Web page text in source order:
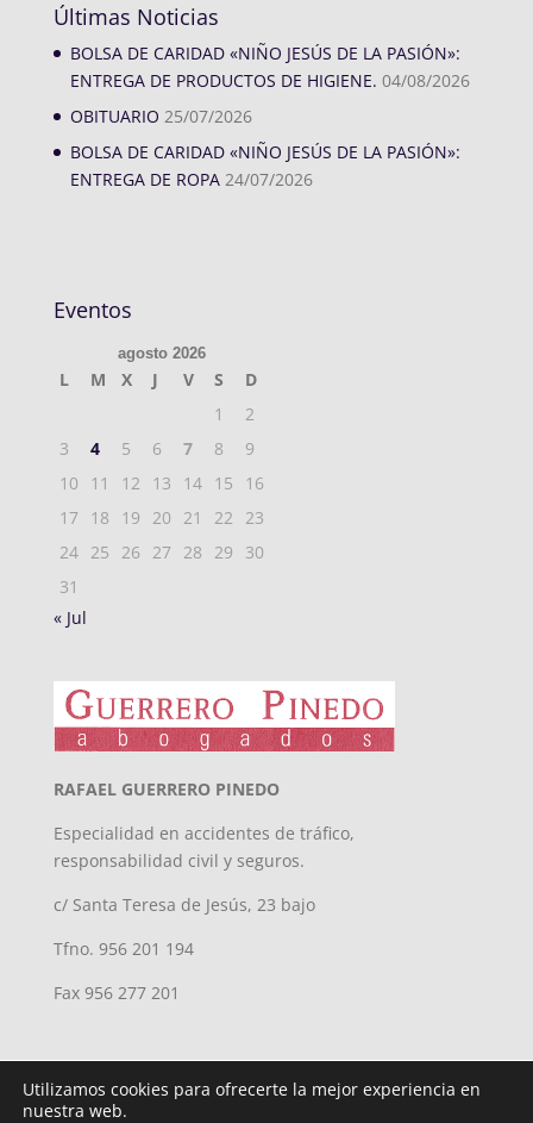
Últimas Noticias
BOLSA DE CARIDAD «NIÑO JESÚS DE LA PASIÓN»:
ENTREGA DE PRODUCTOS DE HIGIENE. 04/08/2026
OBITUARIO 25/07/2026
BOLSA DE CARIDAD «NIÑO JESÚS DE LA PASIÓN»:
ENTREGA DE ROPA 24/07/2026
Eventos
agosto 2026
L M X J V S
D
1
2
3
4 5 6 7 8
9
10
11 12 13 14 15
16
17
18 19 20 21 22
23
24 25 26 27 28 29
30
31
« Jul
RAFAEL GUERRERO PINEDO
Especialidad en accidentes de tráfico,
responsabilidad civil y seguros.
c/ Santa Teresa de Jesús, 23 bajo
Tfno. 956 201 194
Fax 956 277 201
Utilizamos cookies para ofrecerte la mejor experiencia en
nuestra web.